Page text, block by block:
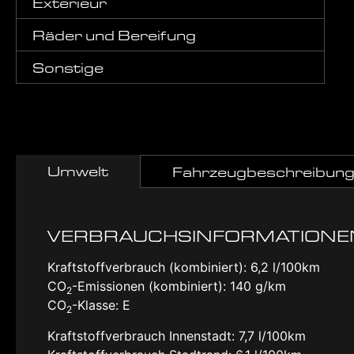
Räder und Bereifung
Sonstige
Umwelt Fahrzeugbeschreibung
Kraftstoffverbrauch (kombiniert): 6,2 l/100km
CO2-Emissionen (kombiniert): 140 g/km
CO2-Klasse: E
Kraftstoffverbrauch Innenstadt: 7,7 l/100km